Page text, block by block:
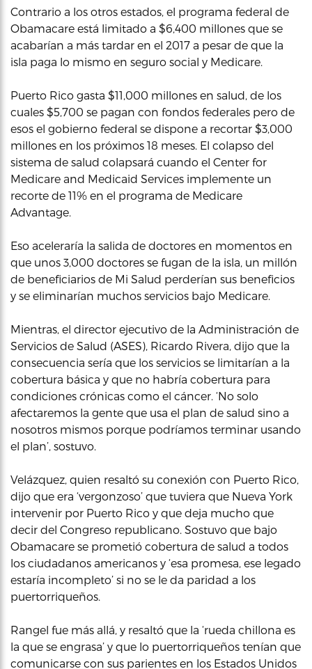
Contrario a los otros estados, el programa federal de
Obamacare está limitado a $6,400 millones que se
acabarían a más tardar en el 2017 a pesar de que la
isla paga lo mismo en seguro social y Medicare.
Puerto Rico gasta $11,000 millones en salud, de los
cuales $5,700 se pagan con fondos federales pero de
esos el gobierno federal se dispone a recortar $3,000
millones en los próximos 18 meses. El colapso del
sistema de salud colapsará cuando el Center for
Medicare and Medicaid Services implemente un
recorte de 11% en el programa de Medicare
Advantage.
Eso aceleraría la salida de doctores en momentos en
que unos 3,000 doctores se fugan de la isla, un millón
de beneficiarios de Mi Salud perderían sus beneficios
y se eliminarían muchos servicios bajo Medicare.
Mientras, el director ejecutivo de la Administración de
Servicios de Salud (ASES), Ricardo Rivera, dijo que la
consecuencia sería que los servicios se limitarían a la
cobertura básica y que no habría cobertura para
condiciones crónicas como el cáncer. ‘No solo
afectaremos la gente que usa el plan de salud sino a
nosotros mismos porque podríamos terminar usando
el plan’, sostuvo.
Velázquez, quien resaltó su conexión con Puerto Rico,
dijo que era ‘vergonzoso’ que tuviera que Nueva York
intervenir por Puerto Rico y que deja mucho que
decir del Congreso republicano. Sostuvo que bajo
Obamacare se prometió cobertura de salud a todos
los ciudadanos americanos y ‘esa promesa, ese legado
estaría incompleto’ si no se le da paridad a los
puertorriqueños.
Rangel fue más allá, y resaltó que la ‘rueda chillona es
la que se engrasa’ y que lo puertorriqueños tenían que
comunicarse con sus parientes en los Estados Unidos